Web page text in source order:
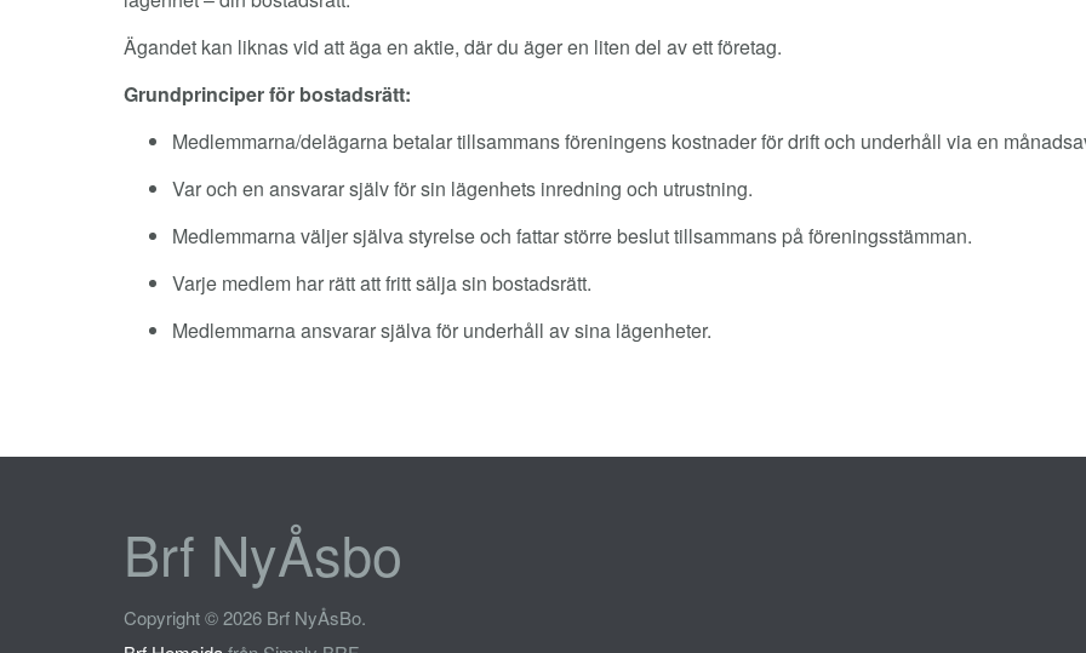
Ägandet kan liknas vid att äga en aktie, där du äger en liten del av ett företag.
Grundprinciper för bostadsrätt:
Medlemmarna/delägarna betalar tillsammans föreningens kostnader för drift och underhåll via en
Var och en ansvarar själv för sin lägenhets inredning och utrustning.
Medlemmarna väljer själva styrelse och fattar större beslut tillsammans på föreningsstämman.
Varje medlem har rätt att fritt sälja sin bostadsrätt.
Medlemmarna ansvarar själva för underhåll av sina lägenheter.
Brf NyÅsbo
Copyright © 2026 Brf NyÅsBo.